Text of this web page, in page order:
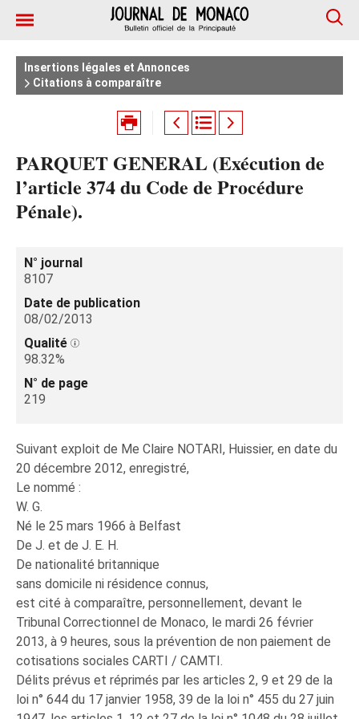
Insertions légales et Annonces
Citations à comparaître
PARQUET GENERAL (Exécution de
l’article 374 du Code de Procédure
Pénale).
N° journal
8107
Date de publication
08/02/2013
Qualité
98.32%
N° de page
219
Suivant exploit de Me Claire NOTARI, Huissier, en date du
20 décembre 2012, enregistré,
Le nommé :
W. G.
Né le 25 mars 1966 à Belfast
De J. et de J. E. H.
De nationalité britannique
sans domicile ni résidence connus,
est cité à comparaître, personnellement, devant le
Tribunal Correctionnel de Monaco, le mardi 26 février
2013, à 9 heures, sous la prévention de non paiement de
cotisations sociales CARTI / CAMTI.
Délits prévus et réprimés par les articles 2, 9 et 29 de la
loi n° 644 du 17 janvier 1958, 39 de la loi n° 455 du 27 juin